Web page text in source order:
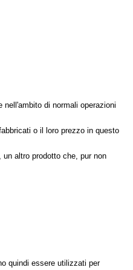
di normali operazioni
o il loro prezzo in questo
altro prodotto che, pur non
quindi essere utilizzati per